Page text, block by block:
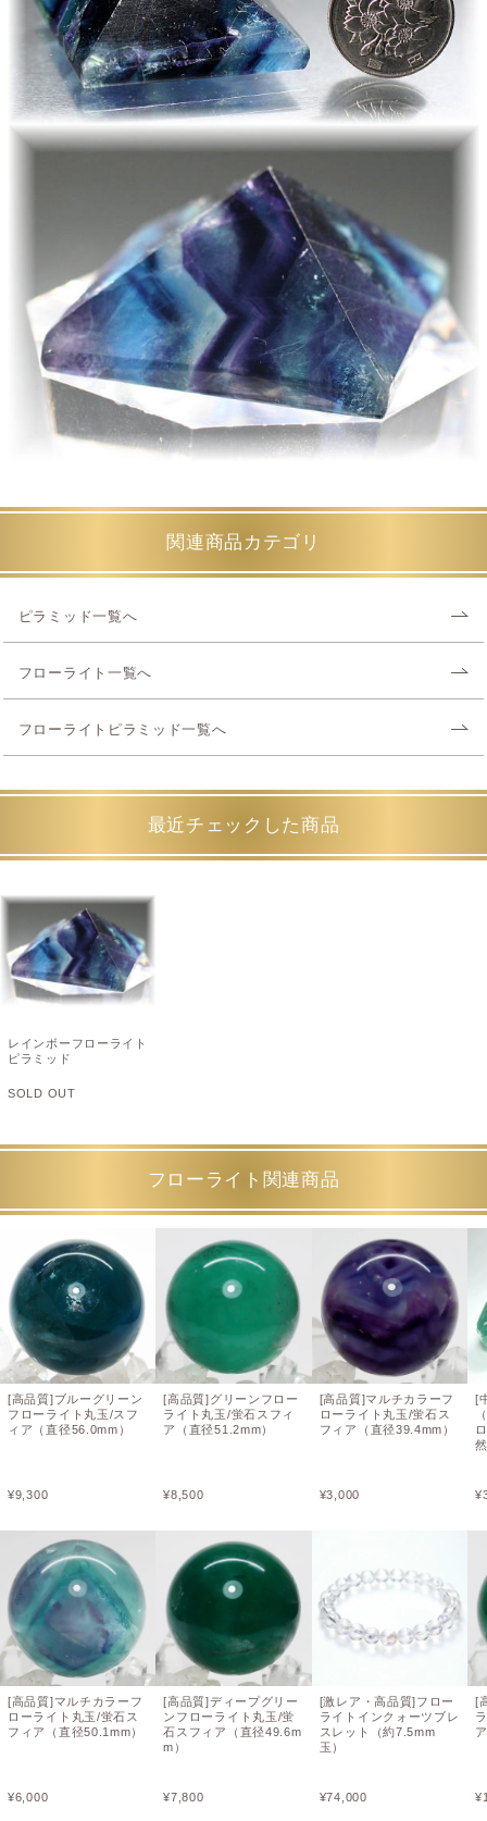
関連商品カテゴリ
ピラミッド一覧へ
フローライト一覧へ
フローライトピラミッド一覧へ
最近チェックした商品
レインボーフローライト
ピラミッド
SOLD OUT
フローライト関連商品
[高品質]ブルーグリーン
フローライト丸玉/スフ
ィア（直径56.0mm）
¥9,300
[高品質]マルチカラーフ
ローライト丸玉/蛍石ス
フィア（直径50.1mm）
¥6,000
[高品質]グリーンフロー
ライト丸玉/蛍石スフィ
ア（直径51.2mm）
¥8,500
[高品質]ディープグリー
ンフローライト丸玉/蛍
石スフィア（直径49.6m
m）
¥7,800
[高品質]マルチカラーフ
ローライト丸玉/蛍石ス
フィア（直径39.4mm）
¥3,000
[激レア・高品質]フロー
ライトインクォーツブレ
スレット（約7.5mm
玉）
¥74,000
[
¥
[
¥